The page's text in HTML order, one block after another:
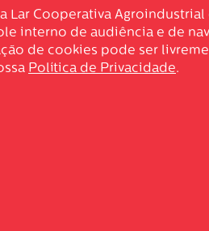
Lar Cooperativa
interno de audiência e de
de cookies pode ser
Política de Privacidade.